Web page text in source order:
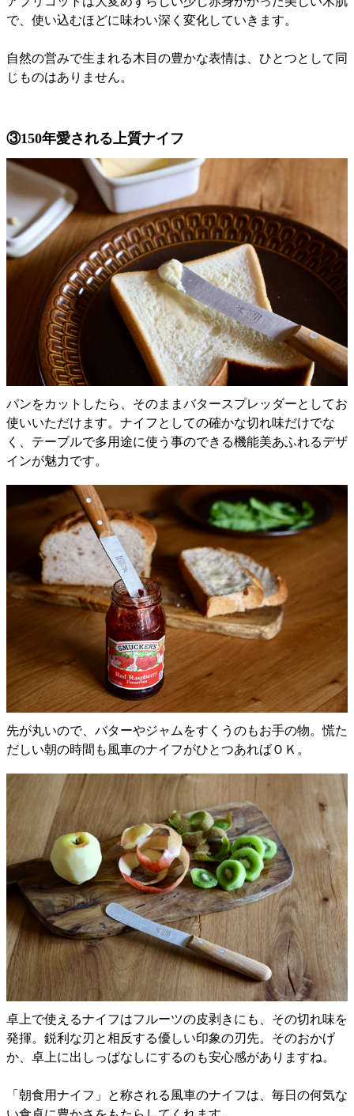
で、使い込むほどに味わい深く変化していきます。
自然の営みで生まれる木目の豊かな表情は、ひとつとして同
じものはありません。
③150年愛される上質ナイフ
パンをカットしたら、そのままバタースプレッダーとしてお
使いいただけます。ナイフとしての確かな切れ味だけでな
く、テーブルで多用途に使う事のできる機能美あふれるデザ
インが魅力です。
先が丸いので、バターやジャムをすくうのもお手の物。慌た
だしい朝の時間も風車のナイフがひとつあればＯＫ。
卓上で使えるナイフはフルーツの皮剥きにも、その切れ味を
発揮。鋭利な刃と相反する優しい印象の刃先。そのおかげ
か、卓上に出しっぱなしにするのも安心感がありますね。
「朝食用ナイフ」と称される風車のナイフは、毎日の何気な